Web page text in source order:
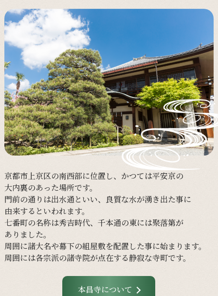
京都市上京区の南西部に位置し、 かつては平安京の
大内裏のあった場所です。
門前の通りは出水通といい、 良質な水が湧き出た事に
由来するといわれます。
七番町の名称は秀吉時代、 千本通の東には聚落第が
ありました。
周囲に諸大名や幕下の組屋敷を配置した事に始まります。
周囲には各宗派の諸寺院が点在する静寂な寺町です。
本昌寺について